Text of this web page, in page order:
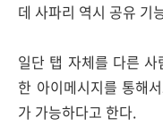
데 사파리 역시 공유 기
일단 탭 자체를 다른
한 아이메시지를 통해
가 가능하다고 한다.